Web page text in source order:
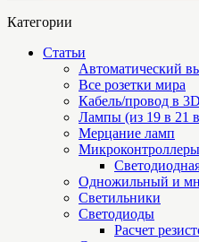
Категории
Статьи
Автоматический
Все розетки мира
Кабель/провод в
Лампы (из 19 в 21
Мерцание ламп
Одножильный и
Светильники
Светодиоды
Расчет